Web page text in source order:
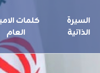
السيرة
الذاتية
كلمات
العام